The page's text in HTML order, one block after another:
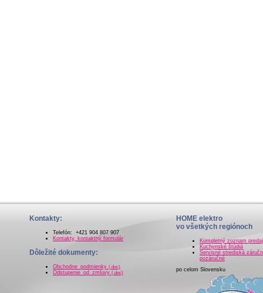
Kontakty:
Telefón: +421 904 807 907
Kontakty, kontaktný formulár
Dôležité dokumenty:
Obchodne_podmienky (.doc)
Odstupenie_od_zmluvy (.doc)
HOME elektro
vo všetkých regiónoch
Kompletný zoznam
Kuchynské štúdiá
Servisné strediská
pozáručné
po celom Slovensku